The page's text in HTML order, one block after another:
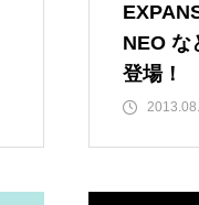
NEO
登場！